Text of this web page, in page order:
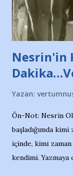
yazının hemen
Nesrin'in
Yazan:
Ön-Not: Nesrin
başladığımda
içinde, kimi
kendimi.